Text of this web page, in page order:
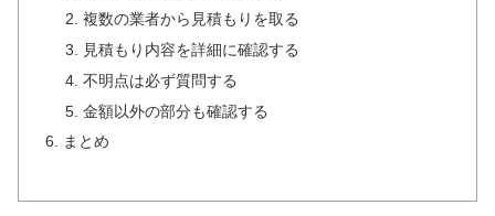
複数の業者から見積もりを取る
見積もり内容を詳細に確認する
不明点は必ず質問する
金額以外の部分も確認する
まとめ